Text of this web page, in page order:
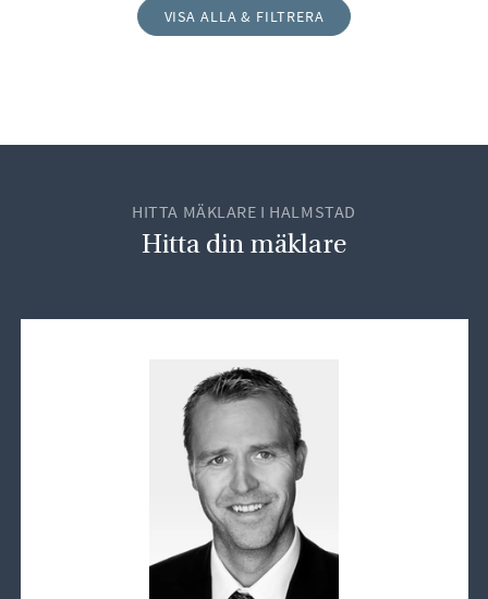
VISA ALLA & FILTRERA
HITTA MÄKLARE I HALMSTAD
Hitta din mäklare